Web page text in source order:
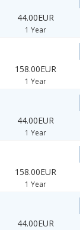
44.00EUR
1 Year
158.00EUR
1 Year
44.00EUR
1 Year
158.00EUR
1 Year
44.00EUR